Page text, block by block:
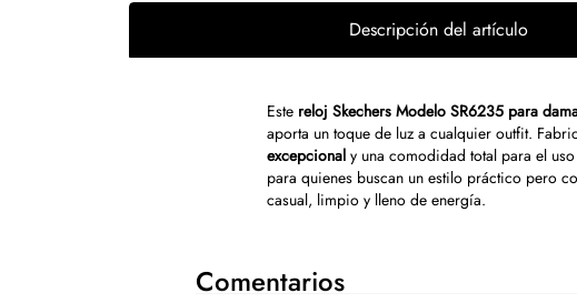
Descripción del artículo
Este reloj Skechers Modelo SR6235 para
aporta un toque de luz a cualquier outfit.
excepcional y una comodidad total para el
para quienes buscan un estilo práctico pero
casual, limpio y lleno de energía.
Comentarios